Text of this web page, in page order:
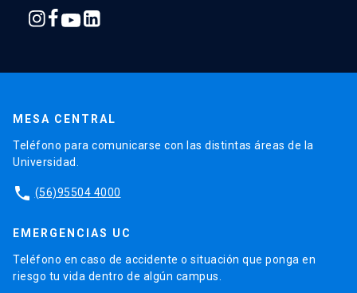
MESA CENTRAL
Teléfono para comunicarse con las distintas áreas de la
Universidad.
phone (56)95504 4000
EMERGENCIAS UC
Teléfono en caso de accidente o situación que ponga en
riesgo tu vida dentro de algún campus.